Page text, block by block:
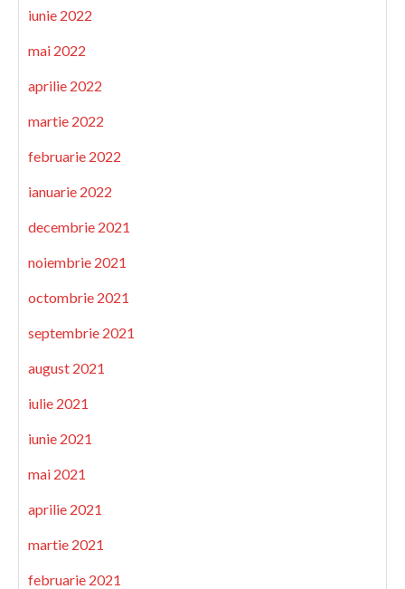
iunie 2022
mai 2022
aprilie 2022
martie 2022
februarie 2022
ianuarie 2022
decembrie 2021
noiembrie 2021
octombrie 2021
septembrie 2021
august 2021
iulie 2021
iunie 2021
mai 2021
aprilie 2021
martie 2021
februarie 2021